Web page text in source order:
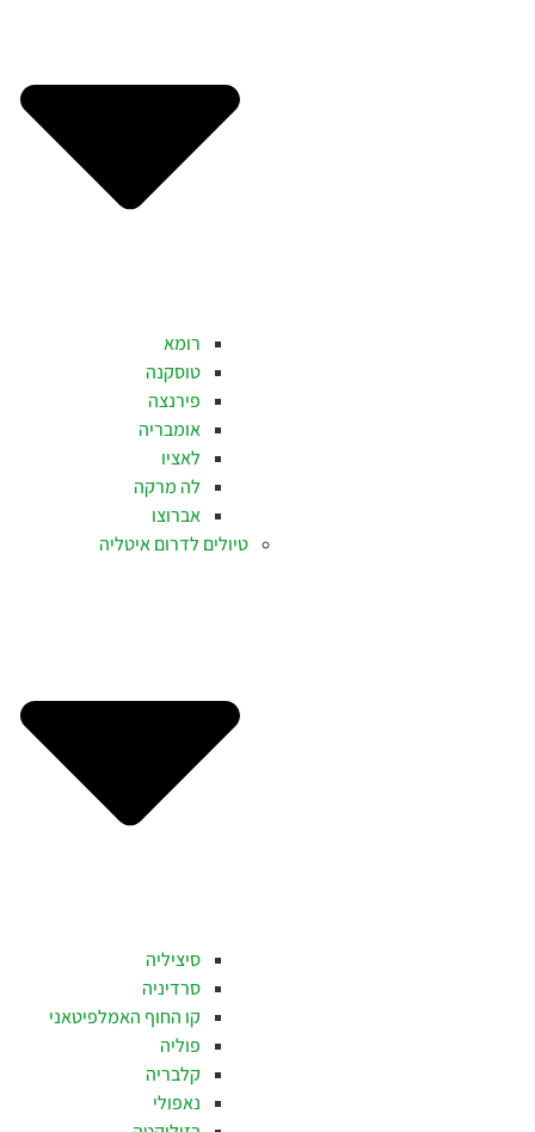
רומא
טוסקנה
פירנצה
אומבריה
לאציו
לה מרקה
אברוצו
טיולים לדרום איטליה
סיציליה
סרדיניה
קו החוף האמלפיטאני
פוליה
קלבריה
נאפולי